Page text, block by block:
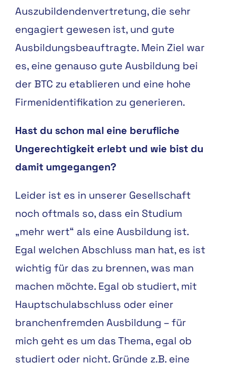
Auszubildendenvertretung, die sehr
engagiert gewesen ist, und gute
Ausbildungsbeauftragte. Mein Ziel war
es, eine genauso gute Ausbildung bei
der BTC zu etablieren und eine hohe
Firmenidentifikation zu generieren.
Hast du schon mal eine berufliche
Ungerechtigkeit erlebt und wie bist du
damit umgegangen?
Leider ist es in unserer Gesellschaft
noch oftmals so, dass ein Studium
„mehr wert“ als eine Ausbildung ist.
Egal welchen Abschluss man hat, es ist
wichtig für das zu brennen, was man
machen möchte. Egal ob studiert, mit
Hauptschulabschluss oder einer
branchenfremden Ausbildung – für
mich geht es um das Thema, egal ob
studiert oder nicht. Gründe z.B. eine